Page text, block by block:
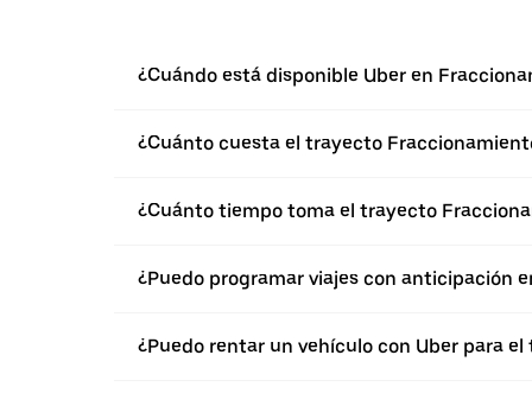
¿Cuándo está disponible Uber en
¿Cuánto cuesta el trayecto
¿Cuánto tiempo toma el trayecto
¿Puedo programar viajes con anticipación
¿Puedo rentar un vehículo con Uber para